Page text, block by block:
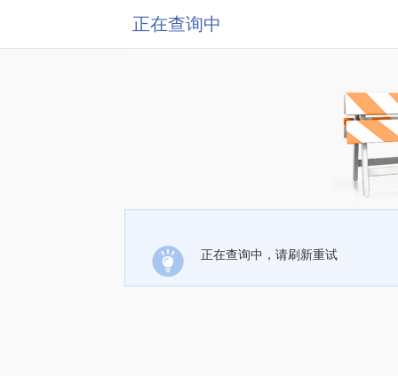
正在查询中
正在查询中，请刷新重试